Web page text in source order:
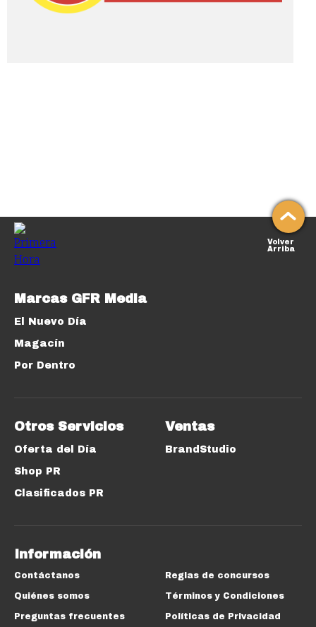
Volver
Arriba
Marcas GFR Media
El Nuevo Día
Magacín
Por Dentro
Otros Servicios
Oferta del Día
Shop PR
Clasificados PR
Ventas
BrandStudio
Información
Contáctanos
Quiénes somos
Preguntas frecuentes
Reglas de concursos
Términos y Condiciones
Políticas de Privacidad